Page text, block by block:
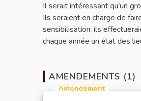
Il serait intéressant qu'un
Ils seraient en charge de
sensibilisation, ils
chaque année un état des
AMENDEMENTS (1)
Amendement